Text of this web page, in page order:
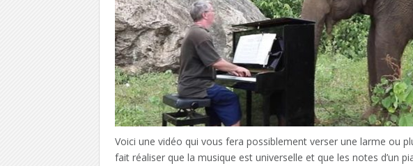
Voici une vidéo qui vous fera possiblement verser une larme ou
fait réaliser que la musique est universelle et que les notes d’un